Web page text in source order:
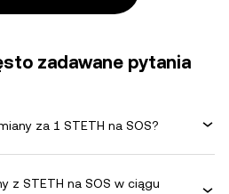
zadawane pytania
za 1 STETH na SOS?
z STETH na SOS w ciągu